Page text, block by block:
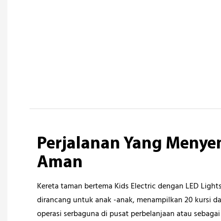
Perjalanan Yang
Aman
Kereta taman bertema Kids Electric dengan LED
dirancang untuk anak -anak, menampilkan 20 kursi
operasi serbaguna di pusat perbelanjaan atau